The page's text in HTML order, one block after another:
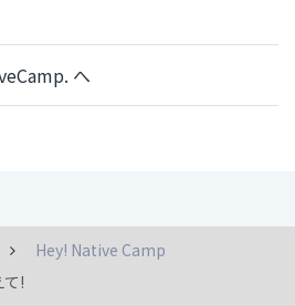
へ
Hey! Native Camp
!